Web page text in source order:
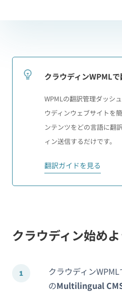
クラウディンWPML
WPMLの翻訳管理ダッシ
ウディンウェブサイトを
ンテンツをどの言語に翻
ィン送信するだけです。
翻訳ガイドを見る
クラウディン始めよ
クラウディン
のMultilingual